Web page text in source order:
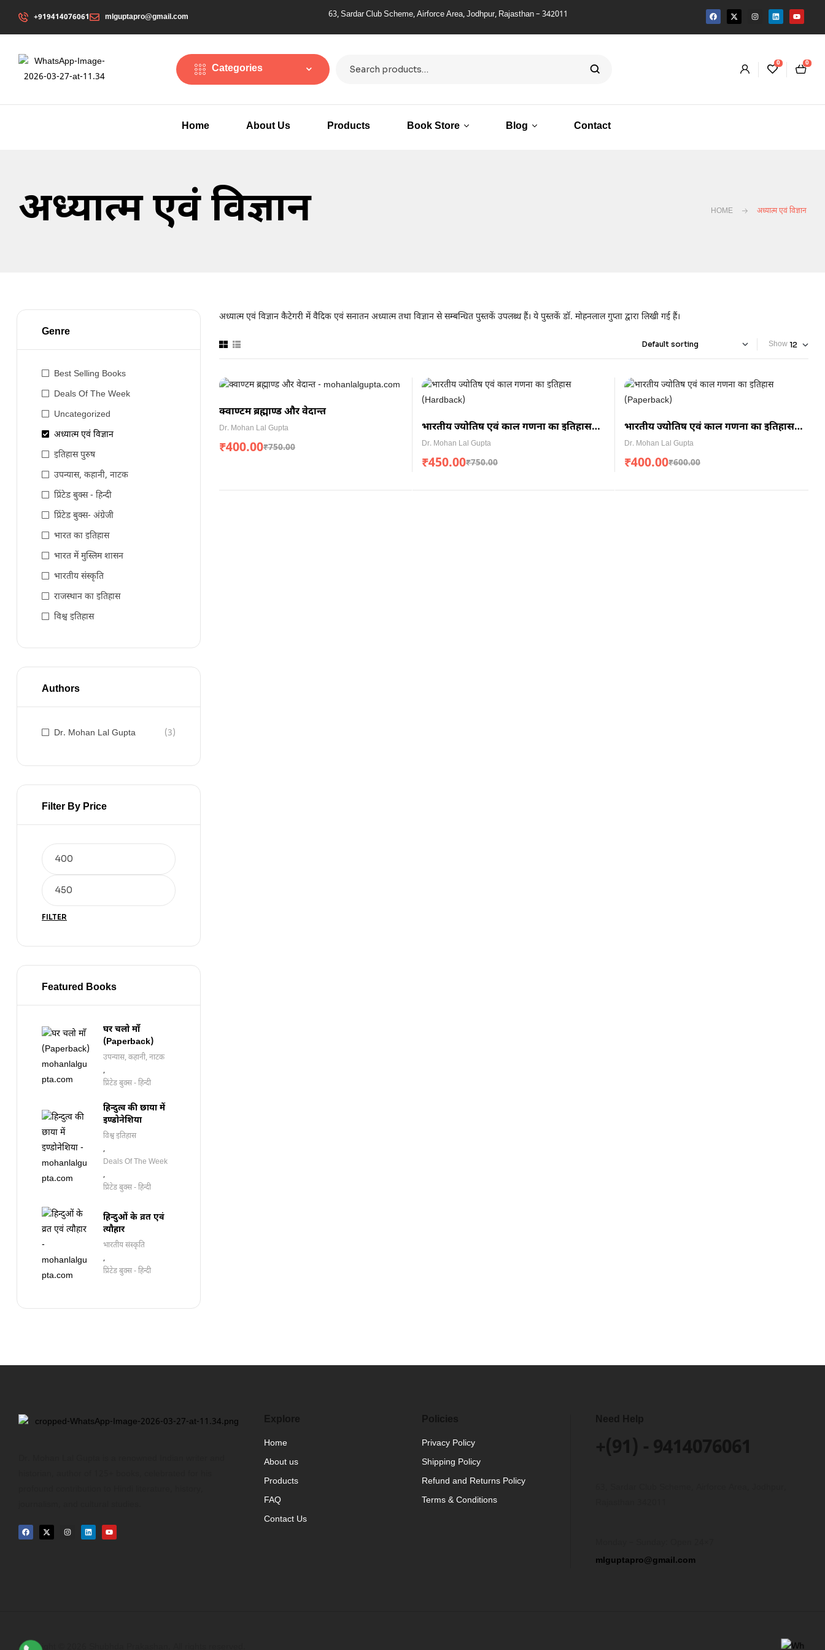
+919414076061 mlguptapro@gmail.com 63, Sardar Club Scheme, Airforce Area, Jodhpur, Rajasthan – 342011
Categories 0 0
Home About Us Products Book Store Blog Contact
अध्यात्म एवं विज्ञान HOME अध्यात्म एवं विज्ञान
अध्यात्म एवं विज्ञान कैटेगरी में वैदिक एवं सनातन अध्यात्म तथा विज्ञान से सम्बन्धित पुस्तकें उपलब्ध हैं। ये पुस्तकें डॉ. मोहनलाल गुप्ता द्वारा लिखी गई हैं।
Show
क्वाण्टम ब्रह्माण्ड और वेदान्त
Dr. Mohan Lal Gupta
₹750.00
₹400.00
भारतीय ज्योतिष एवं काल गणना का इतिहास
(Hardback)
Dr. Mohan Lal Gupta
₹750.00
₹450.00
भारतीय ज्योतिष एवं काल गणना का इतिहास
(Paperback)
Dr. Mohan Lal Gupta
₹600.00
₹400.00
Genre
Best Selling Books
Deals Of The Week
Uncategorized
अध्यात्म एवं विज्ञान
इतिहास पुरुष
उपन्यास, कहानी, नाटक
प्रिंटेड बुक्स - हिन्दी
प्रिंटेड बुक्स- अंग्रेजी
भारत का इतिहास
भारत में मुस्लिम शासन
भारतीय संस्कृति
राजस्थान का इतिहास
विश्व इतिहास
Authors
Dr. Mohan Lal Gupta (3)
Filter By Price
FILTER
Featured Books
घर चलो माँ
(Paperback)
उपन्यास, कहानी, नाटक
,
प्रिंटेड बुक्स - हिन्दी
हिन्दुत्व की छाया में
इण्डोनेशिया
विश्व इतिहास
,
Deals Of The Week
,
प्रिंटेड बुक्स - हिन्दी
हिन्दुओं के व्रत एवं
त्यौहार
भारतीय संस्कृति
,
प्रिंटेड बुक्स - हिन्दी
Explore
Home
About us
Products
FAQ
Contact Us
Policies
Privacy Policy
Shipping Policy
Refund and Returns Policy
Terms & Conditions
Need Help
+(91) - 9414076061
mlguptapro@gmail.com
Copyright © 2026 Shubhda Prakashan. All rights reserved.